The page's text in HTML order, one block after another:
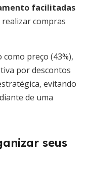
facilitadas
realizar compras
preço (43%),
por descontos
evitando
de uma
seus